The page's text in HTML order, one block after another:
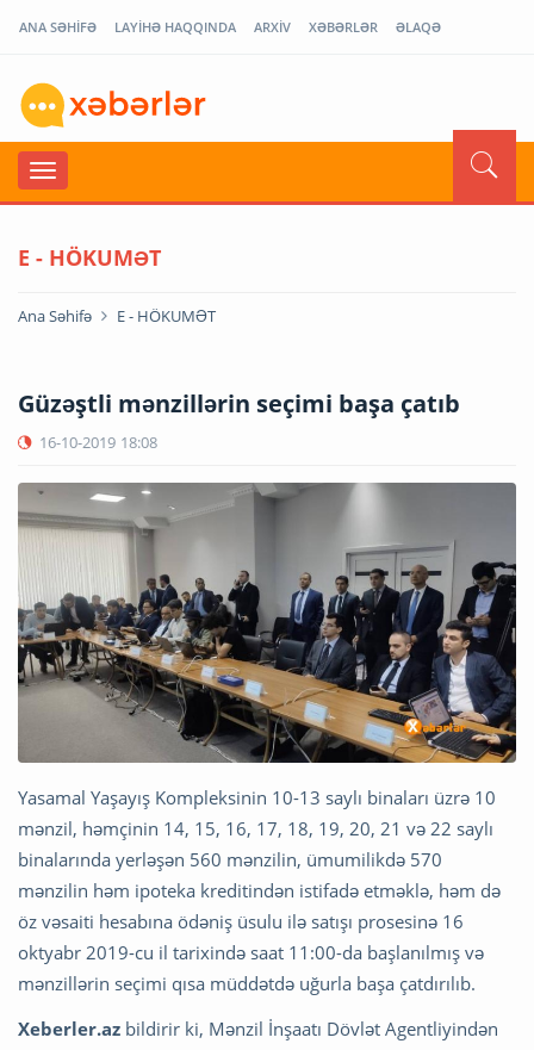
ANA SƏHİFƏ LAYİHƏ HAQQINDA ARXİV XƏBƏRLƏR ƏLAQƏ
E - HÖKUMƏT
Ana Səhifə E - HÖKUMƏT
Güzəştli mənzillərin seçimi başa çatıb
16-10-2019 18:08
Yasamal Yaşayış Kompleksinin 10-13 saylı binaları üzrə 10
mənzil, həmçinin 14, 15, 16, 17, 18, 19, 20, 21 və 22 saylı
binalarında yerləşən 560 mənzilin, ümumilikdə 570
mənzilin həm ipoteka kreditindən istifadə etməklə, həm də
öz vəsaiti hesabına ödəniş üsulu ilə satışı prosesinə 16
oktyabr 2019-cu il tarixində saat 11:00-da başlanılmış və
mənzillərin seçimi qısa müddətdə uğurla başa çatdırılıb.
Xeberler.az bildirir ki, Mənzil İnşaatı Dövlət Agentliyindən